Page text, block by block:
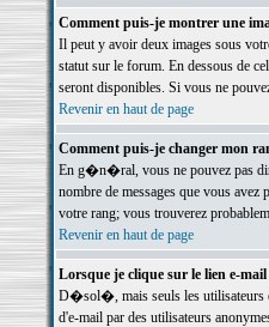
Comment puis-je montrer une
Il peut y avoir deux images sous
statut sur le forum. En dessous de
seront disponibles. Si vous ne
Revenir en haut de page
Comment puis-je changer mon
En g�n�ral, vous ne pouvez pas
nombre de messages que vous
votre rang; vous trouverez
Revenir en haut de page
Lorsque je clique sur le lien e-
D�sol�, mais seuls les utilisateurs
d'e-mail par des utilisateurs